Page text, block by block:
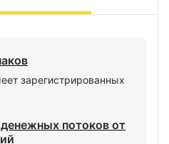
зарегистрированных
потоков от